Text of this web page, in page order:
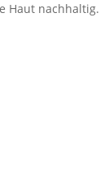
Haut nachhaltig.